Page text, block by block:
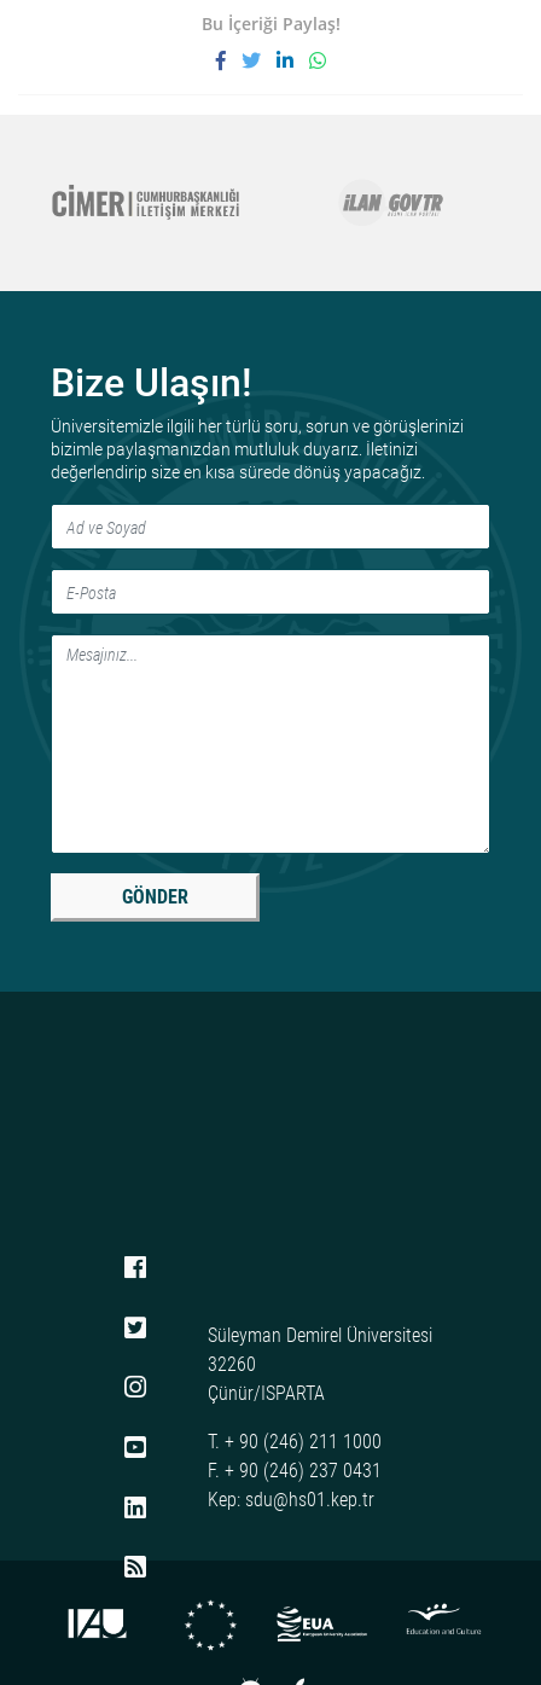
Bu İçeriği Paylaş!
Bize Ulaşın!
Üniversitemizle ilgili her türlü soru, sorun ve görüşlerinizi
bizimle paylaşmanızdan mutluluk duyarız. İletinizi
değerlendirip size en kısa sürede dönüş yapacağız.
GÖNDER
Süleyman Demirel Üniversitesi
32260
Çünür/ISPARTA
T. + 90 (246) 211 1000
F. + 90 (246) 237 0431
Kep: sdu@hs01.kep.tr